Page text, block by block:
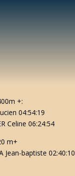
+:
04:54:19
Celine 06:24:54
m+
Jean-baptiste 02:40:10